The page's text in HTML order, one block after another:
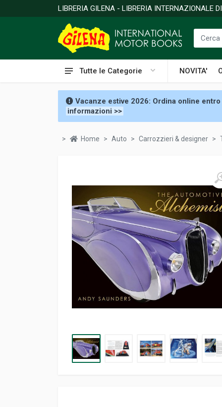
LIBRERIA GILENA - LIBRERIA INTERNAZIONALE
Tutte le Categorie NOVITA'
Vacanze estive 2026: Ordina online
informazioni >>
Home Auto Carrozzieri & designer